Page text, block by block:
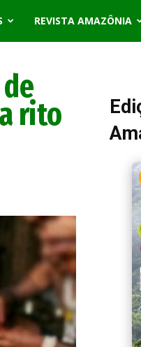
REVISTA AMAZÔNIA
rito